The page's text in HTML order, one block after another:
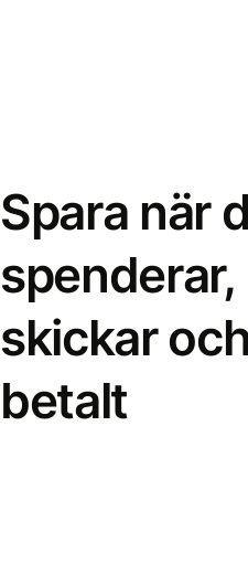
Spara när
spenderar,
skickar
betalt